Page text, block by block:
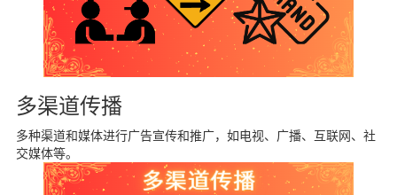
多渠道传播
多种渠道和媒体进行广告宣传和推广，如电视、广播、互联网、社
交媒体等。